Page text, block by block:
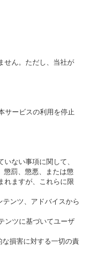
せん。ただし、当社が
サービスの利用を停止
ない事項に関して、
懲罰、懲悪、または懲
れますが、これらに限
ンツ、アドバイスから
ンツに基づいてユーザ
損害に対する一切の責